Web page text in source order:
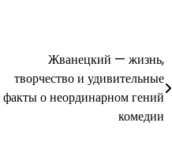
Жванецкий — жизнь,
творчество и удивительные
факты о неординарном гений
комедии